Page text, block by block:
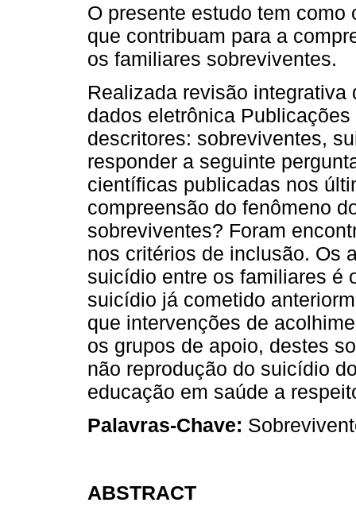
O presente estudo tem
que contribuam para a
os familiares sobreviventes.
Realizada revisão
dados eletrônica
descritores: sobreviventes,
responder a seguinte
científicas publicadas nos
compreensão do fenômeno
sobreviventes? Foram
nos critérios de inclusão. Os
suicídio entre os familiares é
suicídio já cometido
que intervenções de
os grupos de apoio, destes
não reprodução do suicídio
educação em saúde a
Palavras-Chave:
ABSTRACT